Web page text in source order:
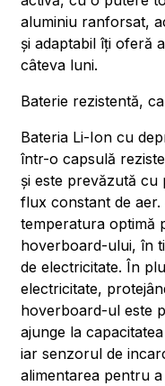
aluminiu ranforsat,
și adaptabil îți oferă
câteva luni.
Baterie rezistentă,
Bateria Li-Ion cu
într-o capsulă
și este prevăzută cu
flux constant de
temperatura optimă
hoverboard-ului, în
de electricitate. În
electricitate,
hoverboard-ul este
ajunge la
iar senzorul de
alimentarea pentru